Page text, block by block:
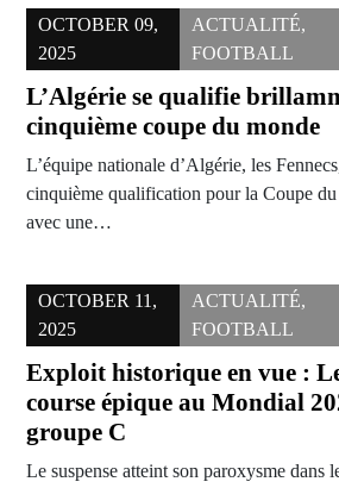
OCTOBER 09,
2025
ACTUALITÉ,
FOOTBALL
L’Algérie se qualifie
cinquième coupe du monde
L’équipe nationale d’Algérie, les
cinquième qualification pour la Coupe
avec une…
OCTOBER 11,
2025
ACTUALITÉ,
FOOTBALL
Exploit historique en vue :
course épique au Mondial
groupe C
Le suspense atteint son paroxysme dans